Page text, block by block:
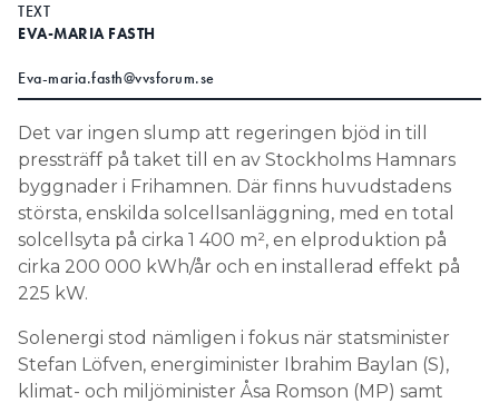
TEXT
EVA-MARIA FASTH
Eva-maria.fasth@vvsforum.se
Det var ingen slump att regeringen bjöd in till
pressträff på taket till en av Stockholms Hamnars
byggnader i Frihamnen. Där finns huvudstadens
största, enskilda solcellsanläggning, med en total
solcellsyta på cirka 1 400 m², en elproduktion på
cirka 200 000 kWh/år och en installerad effekt på
225 kW.
Solenergi stod nämligen i fokus när statsminister
Stefan Löfven, energiminister Ibrahim Baylan (S),
klimat- och miljöminister Åsa Romson (MP) samt